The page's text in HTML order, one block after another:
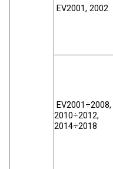
EV2001, 2002
EV2001÷2008,
2010÷2012,
2014÷2018